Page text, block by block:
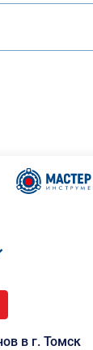
в г. Томск